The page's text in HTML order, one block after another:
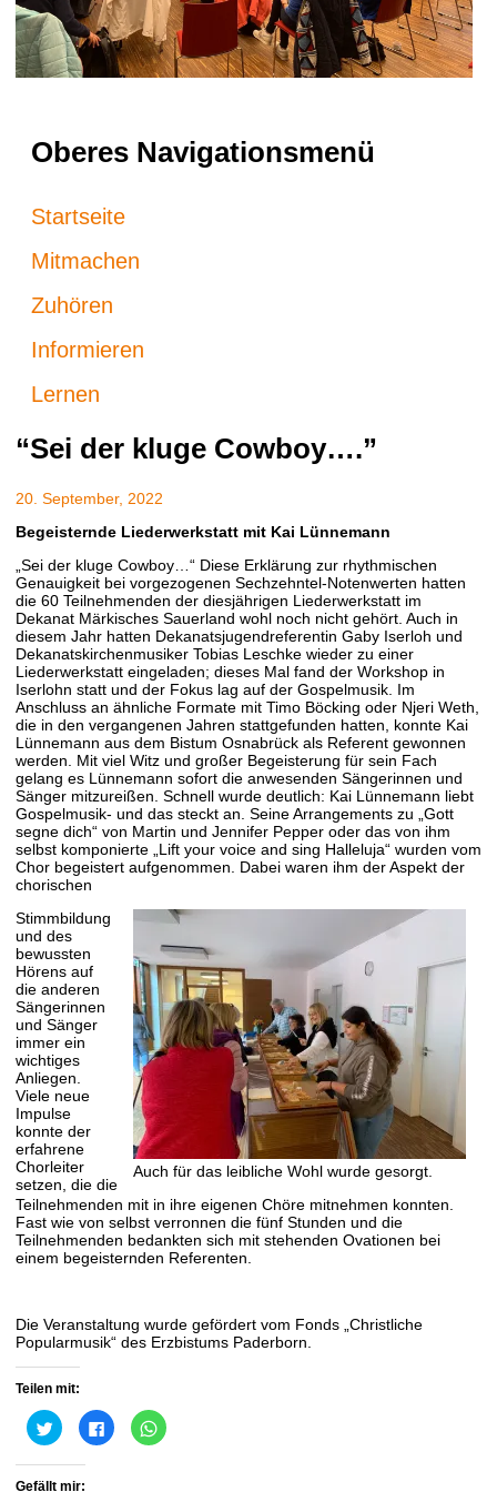
Oberes Navigationsmenü
Startseite
Mitmachen
Zuhören
Informieren
Lernen
“Sei der kluge Cowboy….”
20. September, 2022
Begeisternde Liederwerkstatt mit Kai Lünnemann
„Sei der kluge Cowboy…“ Diese Erklärung zur rhythmischen
Genauigkeit bei vorgezogenen Sechzehntel-Notenwerten hatten
die 60 Teilnehmenden der diesjährigen Liederwerkstatt im
Dekanat Märkisches Sauerland wohl noch nicht gehört. Auch in
diesem Jahr hatten Dekanatsjugendreferentin Gaby Iserloh und
Dekanatskirchenmusiker Tobias Leschke wieder zu einer
Liederwerkstatt eingeladen; dieses Mal fand der Workshop in
Iserlohn statt und der Fokus lag auf der Gospelmusik. Im
Anschluss an ähnliche Formate mit Timo Böcking oder Njeri Weth,
die in den vergangenen Jahren stattgefunden hatten, konnte Kai
Lünnemann aus dem Bistum Osnabrück als Referent gewonnen
werden. Mit viel Witz und großer Begeisterung für sein Fach
gelang es Lünnemann sofort die anwesenden Sängerinnen und
Sänger mitzureißen. Schnell wurde deutlich: Kai Lünnemann liebt
Gospelmusik- und das steckt an. Seine Arrangements zu „Gott
segne dich“ von Martin und Jennifer Pepper oder das von ihm
selbst komponierte „Lift your voice and sing Halleluja“ wurden vom
Chor begeistert aufgenommen. Dabei waren ihm der Aspekt der
chorischen
Auch für das leibliche Wohl wurde gesorgt.
Stimmbildung
und des
bewussten
Hörens auf
die anderen
Sängerinnen
und Sänger
immer ein
wichtiges
Anliegen.
Viele neue
Impulse
konnte der
erfahrene
Chorleiter
setzen, die die
Teilnehmenden mit in ihre eigenen Chöre mitnehmen konnten.
Fast wie von selbst verronnen die fünf Stunden und die
Teilnehmenden bedankten sich mit stehenden Ovationen bei
einem begeisternden Referenten.
Die Veranstaltung wurde gefördert vom Fonds „Christliche
Popularmusik“ des Erzbistums Paderborn.
Teilen mit:
Klick,
um
Twitter
zu
Klick,
um
Klicken,
um
Gefällt mir: